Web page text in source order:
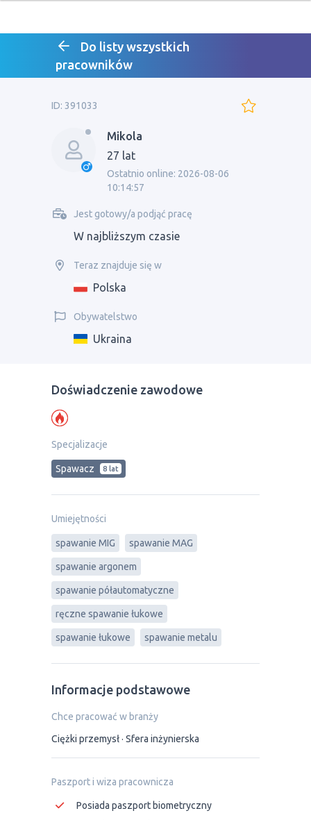
Do listy wszystkich
pracowników
ID: 391033
Mikola
27 lat
Ostatnio online: 2026-08-06
10:14:57
Jest gotowy/a podjąć pracę
W najbliższym czasie
Teraz znajduje się w
Polska
Obywatelstwo
Ukraina
Doświadczenie zawodowe
Specjalizacje
Spawacz 8 lat
Umiejętności
spawanie MIG spawanie MAG
spawanie argonem
spawanie półautomatyczne
ręczne spawanie łukowe
spawanie łukowe spawanie metalu
Informacje podstawowe
Chce pracować w branży
Ciężki przemysł Sfera inżynierska
Paszport i wiza pracownicza
Posiada paszport biometryczny